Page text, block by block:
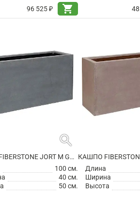
96 525 ₽
shopping_cart
search
КАШПО FIBERSTONE JORT M GREY
100 см.
40 см.
50 см.
Длина
Ширина
Высота